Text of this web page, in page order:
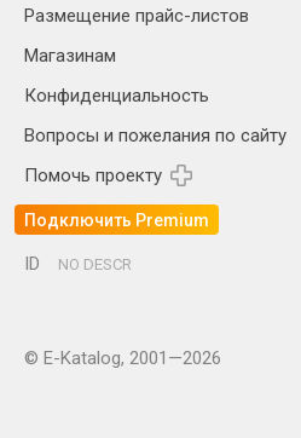
Размещение прайс-листов
Магазинам
Конфиденциальность
Вопросы и пожелания по сайту
Помочь проекту
Подключить Premium
ID NO DESCR
© E-Katalog, 2001—2026